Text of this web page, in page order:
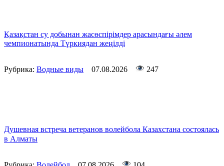
Қазақстан су добынан жасөспірімдер арасындағы әлем
чемпионатында Түркиядан жеңілді
Рубрика: Водные виды 07.08.2026 247
Душевная встреча ветеранов волейбола Казахстана состоялась
в Алматы